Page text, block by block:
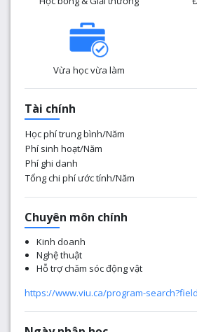
Vừa học vừa làm
Tài chính
Học phí trung bình/Năm
Phí sinh hoạt/Năm
Phí ghi danh
Tổng chi phí ước tính/Năm
Chuyên môn chính
Kinh doanh
Nghệ thuật
Hỗ trợ chăm sóc động vật
https://www.viu.ca/program-